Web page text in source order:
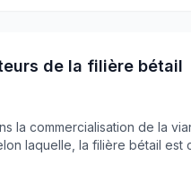
de la filière bétail
la commercialisation de la
laquelle, la filière bétail est